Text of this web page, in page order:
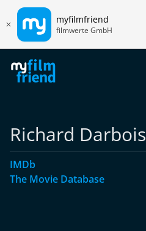
myfilmfriend
filmwerte GmbH
Richard Darbois
IMDb
The Movie Database